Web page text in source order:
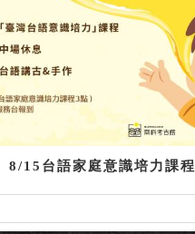
8/15台語家庭意識培力課程